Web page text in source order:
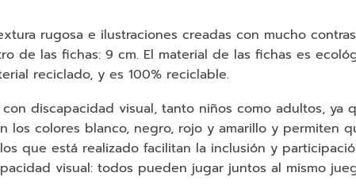
rugosa e ilustraciones creadas con mucho
de las fichas: 9 cm. El material de las fichas es
reciclado, y es 100% reciclable.
discapacidad visual, tanto niños como adultos, ya
los colores blanco, negro, rojo y amarillo y permiten
que está realizado facilitan la inclusión y
visual: todos pueden jugar juntos al mismo